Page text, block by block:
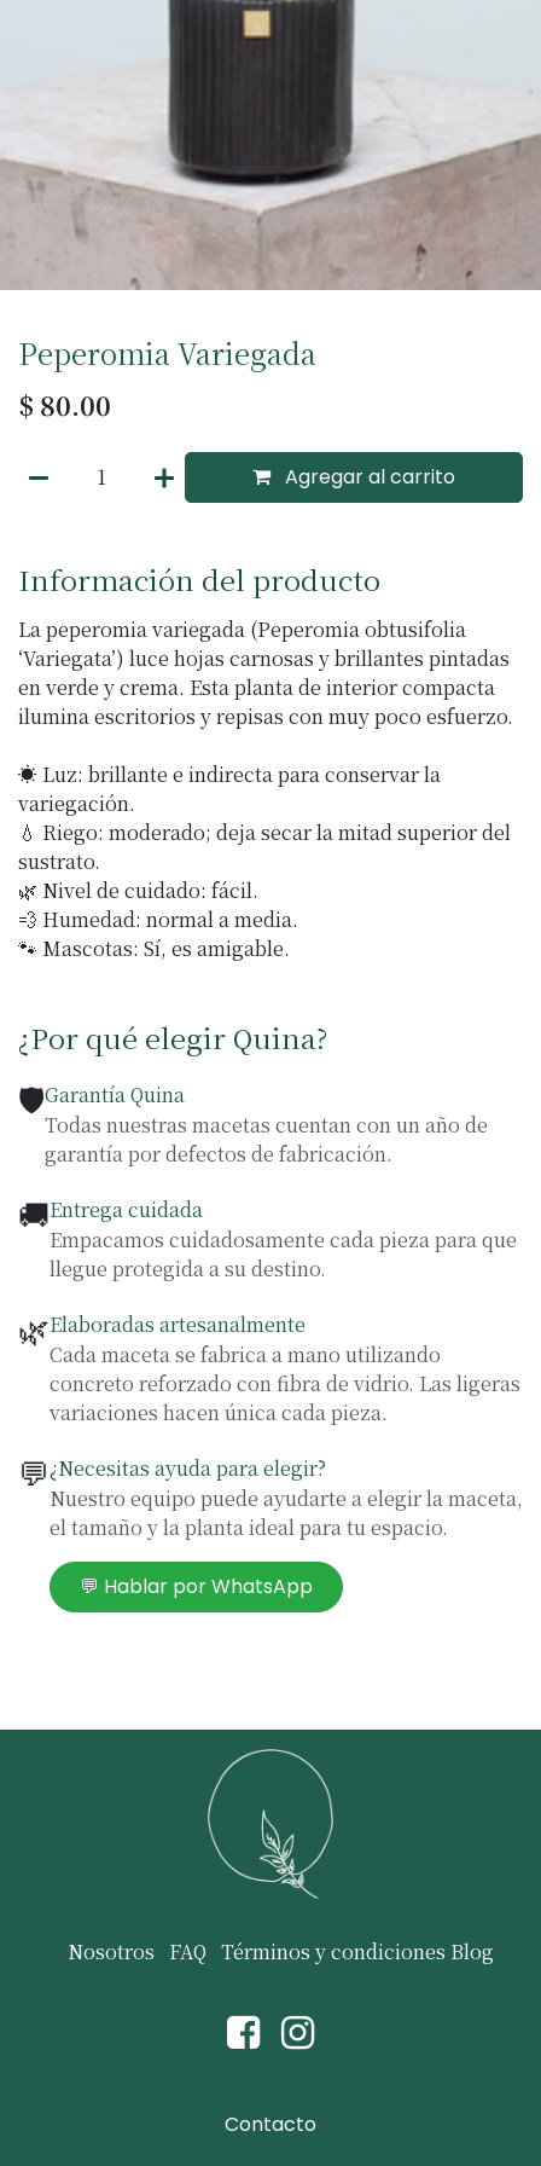
Peperomia Variegada
$ 80.00
Agregar al carrito
Información del producto
La peperomia variegada (Peperomia obtusifolia
‘Variegata’) luce hojas carnosas y brillantes pintadas
en verde y crema. Esta planta de interior compacta
ilumina escritorios y repisas con muy poco esfuerzo.
☀️ Luz: brillante e indirecta para conservar la
variegación.
💧 Riego: moderado; deja secar la mitad superior del
sustrato.
🌿 Nivel de cuidado: fácil.
💨 Humedad: normal a media.
🐾 Mascotas: Sí, es amigable.
¿Por qué elegir Quina?
🛡️Garantía Quina
Todas nuestras macetas cuentan con un año de
garantía por defectos de fabricación.
🚚Entrega cuidada
Empacamos cuidadosamente cada pieza para que
llegue protegida a su destino.
🌿Elaboradas artesanalmente
Cada maceta se fabrica a mano utilizando
concreto reforzado con fibra de vidrio. Las ligeras
variaciones hacen única cada pieza.
💬¿Necesitas ayuda para elegir?
Nuestro equipo puede ayudarte a elegir la maceta,
el tamaño y la planta ideal para tu espacio.
💬 Hablar por WhatsApp
Nosotros FAQ Términos y condiciones Blog
Contacto